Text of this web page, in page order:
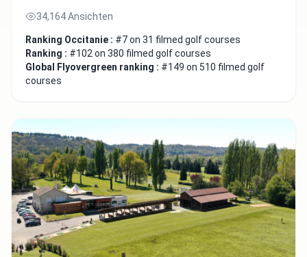
34,164 Ansichten
Ranking Occitanie : #7 on 31 filmed golf courses
Ranking : #102 on 380 filmed golf courses
Global Flyovergreen ranking : #149 on 510 filmed golf
courses